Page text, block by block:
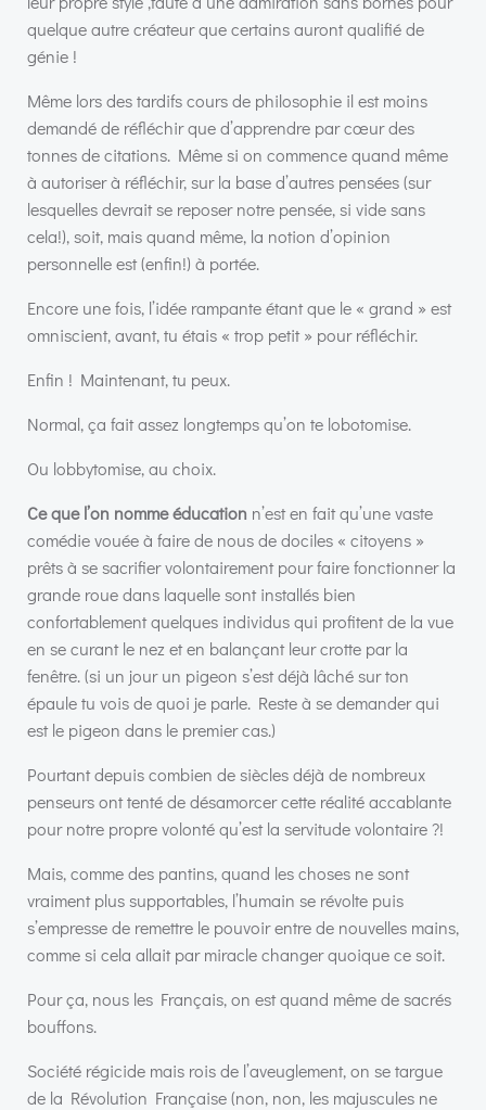
quelque autre créateur que certains auront qualifié de
génie !
Même lors des tardifs cours de philosophie il est moins
demandé de réfléchir que d’apprendre par cœur des
tonnes de citations. Même si on commence quand même
à autoriser à réfléchir, sur la base d’autres pensées (sur
lesquelles devrait se reposer notre pensée, si vide sans
cela!), soit, mais quand même, la notion d’opinion
personnelle est (enfin!) à portée.
Encore une fois, l’idée rampante étant que le « grand » est
omniscient, avant, tu étais « trop petit » pour réfléchir.
Enfin ! Maintenant, tu peux.
Normal, ça fait assez longtemps qu’on te lobotomise.
Ou lobbytomise, au choix.
Ce que l’on nomme éducation n’est en fait qu’une vaste
comédie vouée à faire de nous de dociles « citoyens »
prêts à se sacrifier volontairement pour faire fonctionner la
grande roue dans laquelle sont installés bien
confortablement quelques individus qui profitent de la vue
en se curant le nez et en balançant leur crotte par la
fenêtre. (si un jour un pigeon s’est déjà lâché sur ton
épaule tu vois de quoi je parle. Reste à se demander qui
est le pigeon dans le premier cas.)
Pourtant depuis combien de siècles déjà de nombreux
penseurs ont tenté de désamorcer cette réalité accablante
pour notre propre volonté qu’est la servitude volontaire ?!
Mais, comme des pantins, quand les choses ne sont
vraiment plus supportables, l’humain se révolte puis
s’empresse de remettre le pouvoir entre de nouvelles mains,
comme si cela allait par miracle changer quoique ce soit.
Pour ça, nous les Français, on est quand même de sacrés
bouffons.
Société régicide mais rois de l’aveuglement, on se targue
de la Révolution Française (non, non, les majuscules ne